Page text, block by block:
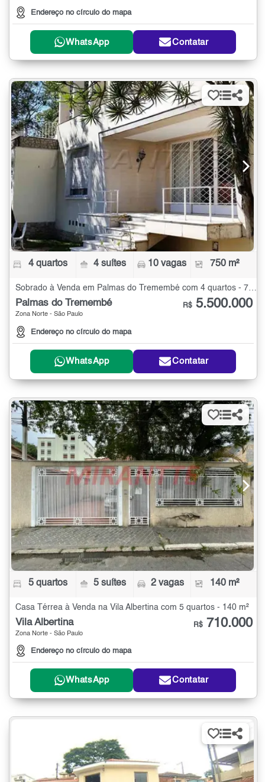
Endereço no círculo do mapa
WhatsApp Contatar
4 quartos 4 suítes 10 vagas 750 m²
Sobrado à Venda em Palmas do Tremembé com 4 quartos - 750 m²
Palmas do Tremembé
Zona Norte - São Paulo
Endereço no círculo do mapa
R$ 5.500.000
WhatsApp Contatar
5 quartos 5 suítes 2 vagas 140 m²
Casa Térrea à Venda na Vila Albertina com 5 quartos - 140 m²
Vila Albertina
Zona Norte - São Paulo
Endereço no círculo do mapa
R$ 710.000
WhatsApp Contatar